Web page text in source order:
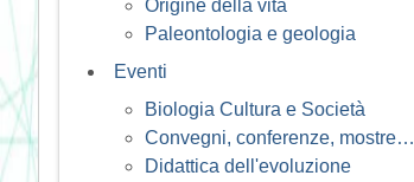
Origine della vita
Paleontologia e geologia
Eventi
Biologia Cultura e Società
Convegni, conferenze, mostre…
Didattica dell'evoluzione